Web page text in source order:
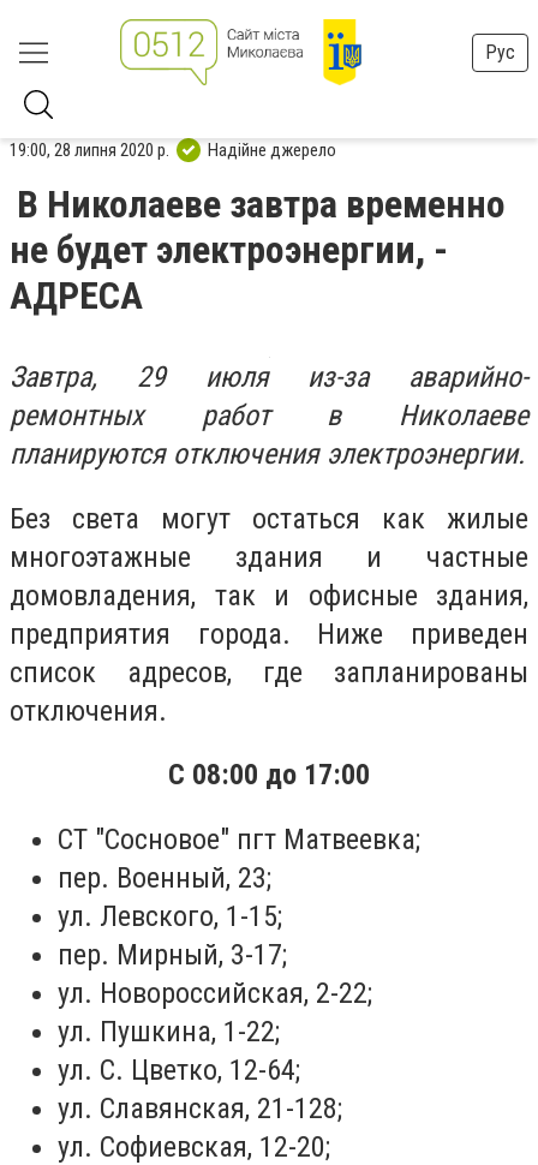
Рус
19:00, 28 липня 2020 р. Надійне джерело
В Николаеве завтра временно
не будет электроэнергии, -
АДРЕСА
Завтра, 29 июля из-за аварийно-
ремонтных работ в Николаеве
планируются отключения электроэнергии.
Без света могут остаться как жилые
многоэтажные здания и частные
домовладения, так и офисные здания,
предприятия города. Ниже приведен
список адресов, где запланированы
отключения.
С 08:00 до 17:00
СТ "Сосновое" пгт Матвеевка;
пер. Военный, 23;
ул. Левского, 1-15;
пер. Мирный, 3-17;
ул. Новороссийская, 2-22;
ул. Пушкина, 1-22;
ул. С. Цветко, 12-64;
ул. Славянская, 21-128;
ул. Софиевская, 12-20;